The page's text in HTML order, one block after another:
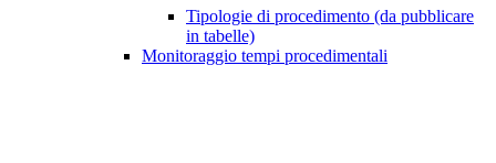
Tipologie di procedimento (da pubblicare
in tabelle)
Monitoraggio tempi procedimentali